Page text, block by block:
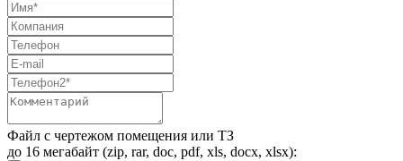
Файл с чертежом помещения или ТЗ
до 16 мегабайт (zip, rar, doc, pdf, xls, docx, xlsx):